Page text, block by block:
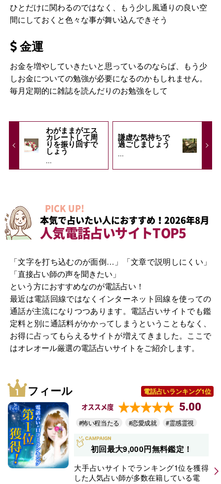
ひとだけに関わるのではなく、もう少し風通りの良い空
間にしておくと色々な事が舞い込んできそう
金運
お金を増やしていきたいと思っているのならば、もう少
しお金についての勉強が必要になるのかもしれません。
毎月定期的に雑誌を読んだりのお勉強をして
わがままがエス
カレートして周
りを振り回すで
しょう
...
謙虚な気持ちで
過ごしましょう
...
PICK UP!
本気で占いたい人におすすめ！2026年8月
人気電話占いサイトTOP5
「文字を打ち込むのが面倒…」「文章で説明しにくい」
「直接占い師の声を聞きたい」
という方におすすめなのが電話占い！
最近は電話回線ではなくインターネット回線を使っての
通話が主流になりつつあります。電話占いサイトでも鑑
定料と別に通話料がかかってしまうということもなく、
お得に占ってもらえるサイトが増えてきました。ここで
はオレオール厳選の電話占いサイトをご紹介します。
フィール 電話占いランキング1位
オススメ度 5.00
#怖い程当たる #恋愛成就 #霊感霊視
初回最大9,000円無料鑑定！
大手占いサイトでランキング1位を獲得
した人気占い師が多数在籍している電